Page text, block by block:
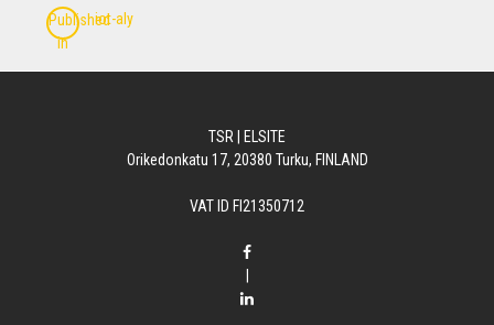
Inläggsnavigering
Published
in
iot-aly
TSR | ELSITE
Orikedonkatu 17, 20380 Turku, FINLAND
VAT ID FI21350712